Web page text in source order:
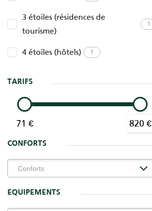
3 étoiles (résidences de
tourisme)
1
4 étoiles (hôtels) 1
TARIFS
71 € 820 €
CONFORTS
EQUIPEMENTS